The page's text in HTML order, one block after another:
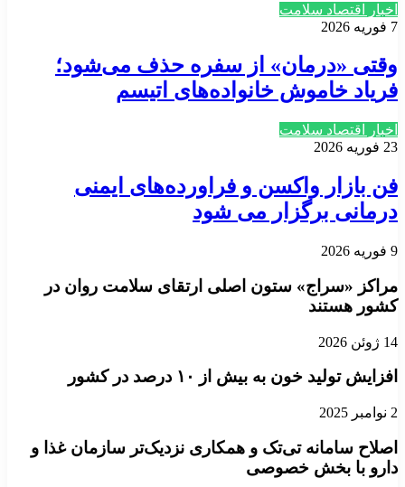
اخبار اقتصاد سلامت
7 فوریه 2026
وقتی «درمان» از سفره حذف می‌شود؛
فریاد خاموش خانواده‌های اتیسم
اخبار اقتصاد سلامت
23 فوریه 2026
فن بازار واکسن و فراورده‌های ایمنی
درمانی برگزار می شود
9 فوریه 2026
مراکز «سراج» ستون اصلی ارتقای سلامت روان در
کشور هستند
14 ژوئن 2026
افزایش تولید خون به بیش از ۱۰ درصد در کشور
2 نوامبر 2025
اصلاح سامانه تی‌تک و همکاری نزدیک‌تر سازمان غذا و
دارو با بخش خصوصی